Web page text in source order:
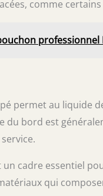
comme
professionnel
permet au liquide
du bord est
un cadre essentiel
qui